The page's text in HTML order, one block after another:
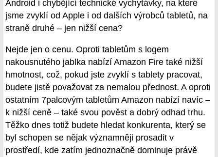
Android i chybějící technické vychytávky, na které
jsme zvyklí od Apple i od dalších výrobců tabletů, na
straně druhé – jen nižší cena?
Nejde jen o cenu. Oproti tabletům s logem
nakousnutého jablka nabízí Amazon Fire také nižší
hmotnost, což, pokud jste zvyklí s tablety pracovat,
budete jistě považovat za nemalou přednost. A oproti
ostatním 7palcovým tabletům Amazon nabízí navíc –
k nižší ceně – také svou pověst a dobrý odhad trhu.
Těžko dnes totiž budete hledat konkurenta, který se
byl schopen se nějak významněji prosadit v
prostředí, kde zatím jednoznačně dominuje právě